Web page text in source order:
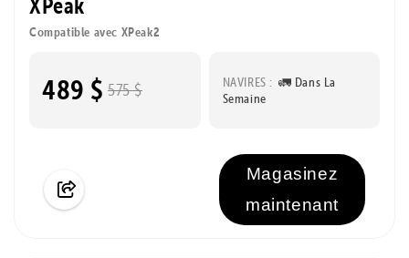
XPeak
Compatible avec XPeak2
489 $ 575 $ NAVIRES : 🚛 Dans La
Semaine
Magasinez
maintenant